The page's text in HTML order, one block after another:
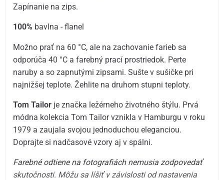
Zapínanie na zips.
100% bavlna - flanel
Možno prať na 60 °C, ale na zachovanie farieb sa
odporúča 40 °C a farebný prací prostriedok. Perte
naruby a so zapnutými zipsami. Sušte v sušičke pri
najnižšej teplote. Žehlite na druhom stupni teploty.
Tom Tailor je značka ležérneho životného štýlu. Prvá
módna kolekcia Tom Tailor vznikla v Hamburgu v roku
1979 a zaujala svojou jednoduchou eleganciou.
Doprajte si nadčasové vzory aj v spálni.
Farebné odtiene na fotografiách nemusia zodpovedať
skutočnosti. Môžu sa líšiť v závislosti od nastavenia